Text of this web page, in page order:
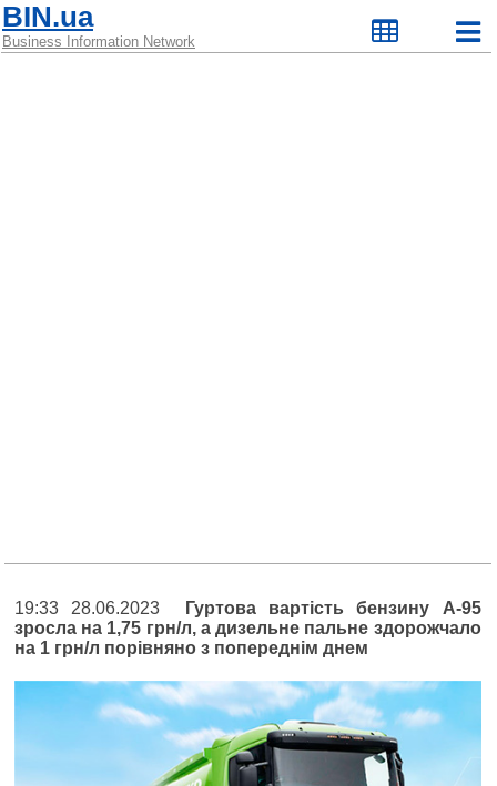
BIN.ua
Business Information Network
19:33 28.06.2023
Гуртова вартість бензину А-95
зросла на 1,75 грн/л, а дизельне пальне здорожчало
на 1 грн/л порівняно з попереднім днем